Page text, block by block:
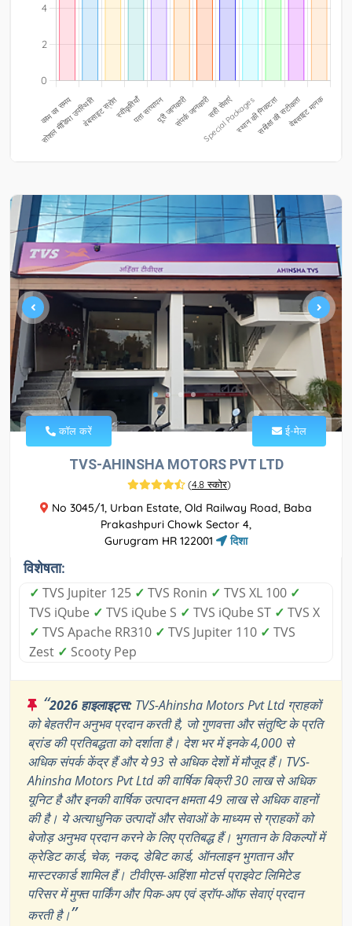
कॉल करें ई-मेल
TVS-AHINSHA MOTORS PVT LTD
(4.8 स्कोर)
No 3045/1, Urban Estate, Old Railway Road, Baba
Prakashpuri Chowk Sector 4,
Gurugram HR 122001
दिशा
विशेषता:
✓ TVS Jupiter 125 ✓ TVS Ronin ✓ TVS XL 100 ✓
TVS iQube ✓ TVS iQube S ✓ TVS iQube ST ✓ TVS X
✓ TVS Apache RR310 ✓ TVS Jupiter 110 ✓ TVS
Zest ✓ Scooty Pep
“2026 हाइलाइट्स: TVS-Ahinsha Motors Pvt Ltd ग्राहकों
को बेहतरीन अनुभव प्रदान करती है, जो गुणवत्ता और संतुष्टि के प्रति
ब्रांड की प्रतिबद्धता को दर्शाता है। देश भर में इनके 4,000 से
अधिक संपर्क केंद्र हैं और ये 93 से अधिक देशों में मौजूद हैं। TVS-
Ahinsha Motors Pvt Ltd की वार्षिक बिक्री 30 लाख से अधिक
यूनिट है और इनकी वार्षिक उत्पादन क्षमता 49 लाख से अधिक वाहनों
की है। ये अत्याधुनिक उत्पादों और सेवाओं के माध्यम से ग्राहकों को
बेजोड़ अनुभव प्रदान करने के लिए प्रतिबद्ध हैं। भुगतान के विकल्पों में
क्रेडिट कार्ड, चेक, नकद, डेबिट कार्ड, ऑनलाइन भुगतान और
मास्टरकार्ड शामिल हैं। टीवीएस-अहिंशा मोटर्स प्राइवेट लिमिटेड
परिसर में मुफ्त पार्किंग और पिक-अप एवं ड्रॉप-ऑफ सेवाएं प्रदान
करती है।”